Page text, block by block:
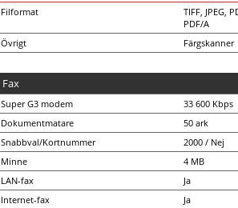
Filformat
TIFF, JPEG,
PDF/A
Övrigt
Färgskanner
Fax
Super G3 modem
33 600 Kbps
Dokumentmatare
50 ark
Snabbval/Kortnummer
2000 / Nej
Minne
4 MB
LAN-fax
Ja
Internet-fax
Ja